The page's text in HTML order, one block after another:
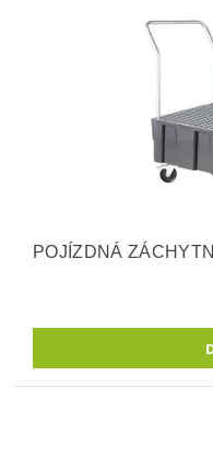
POJÍZDNÁ